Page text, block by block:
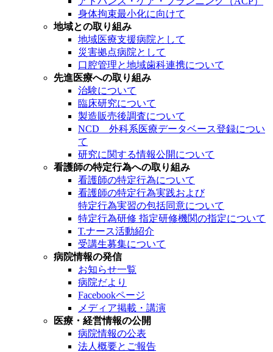
身体拘束最小化に向けて
地域との取り組み
地域医療支援病院として
災害拠点病院として
口腔管理と地域歯科連携について
先進医療への取り組み
治験について
臨床研究について
製造販売後調査について
NCD 外科系医療データベース登録につい
て
研究に関する情報公開について
看護師の特定行為への取り組み
看護師の特定行為について
看護師の特定行為実践および
特定行為実習の包括同意について
特定行為研修 指定研修機関の指定について
T.ナース活動紹介
受講生募集について
病院情報の発信
お知らせ一覧
病院だより
Facebookページ
メディア掲載・講演
医療・経営情報の公開
病院情報の公表
法人概要とご報告